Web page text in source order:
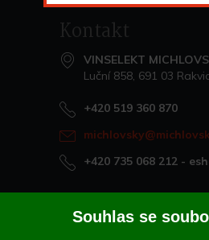
Kontakt
VINSELEKT
Luční 858, 691 03
+420 519 360 870
+420 735 068 212 -
Naše vína offline
Souhlas se